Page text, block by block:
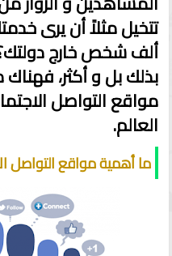
ألف شخص خارج دولتك؟
بذلك بل و أكثر،
مواقع التواصل
العالم.
ما أهمية مواقع